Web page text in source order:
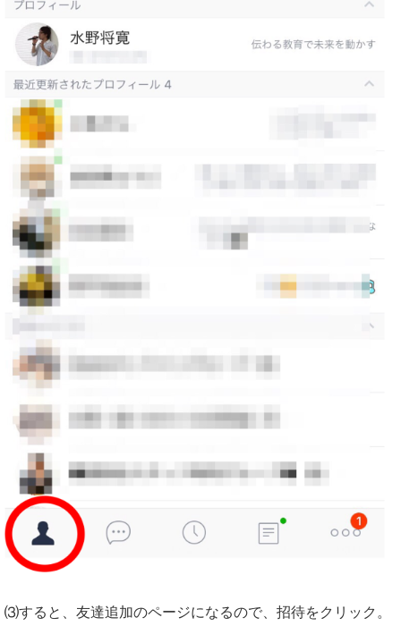
⑶すると、友達追加のページになるので、招待をクリック。